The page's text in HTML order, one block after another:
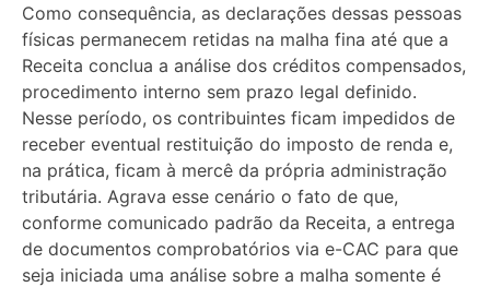
Como consequência, as declarações dessas pessoas
físicas permanecem retidas na malha fina até que a
Receita conclua a análise dos créditos compensados,
procedimento interno sem prazo legal definido.
Nesse período, os contribuintes ficam impedidos de
receber eventual restituição do imposto de renda e,
na prática, ficam à mercê da própria administração
tributária. Agrava esse cenário o fato de que,
conforme comunicado padrão da Receita, a entrega
de documentos comprobatórios via e-CAC para que
seja iniciada uma análise sobre a malha somente é